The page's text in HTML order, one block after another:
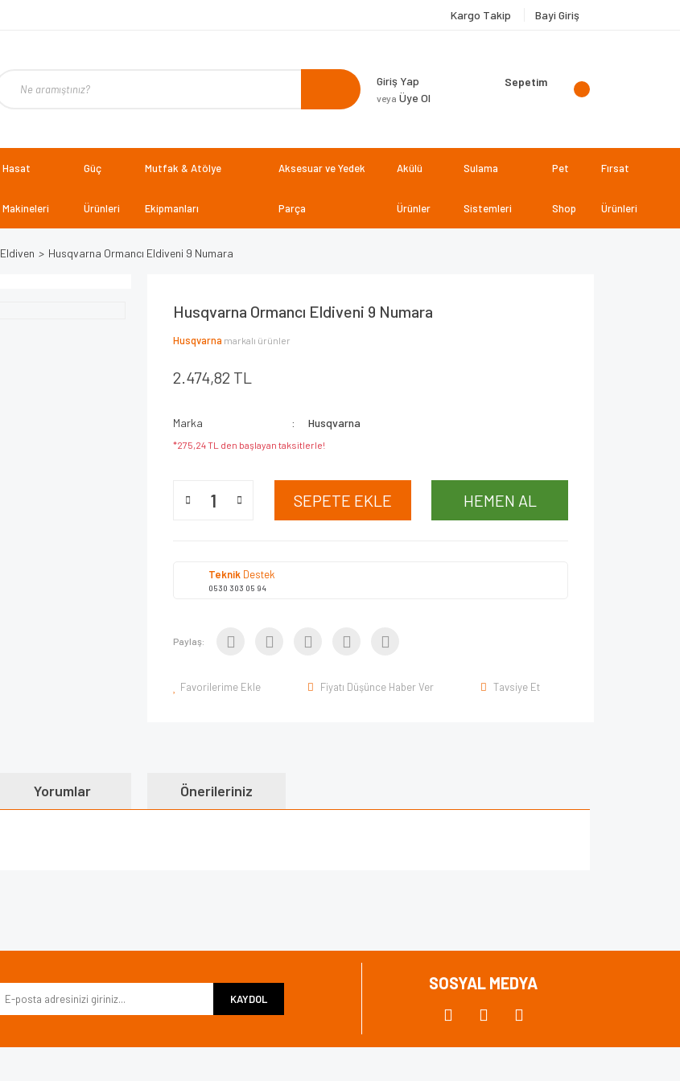
Kargo Takip Bayi Giriş
Giriş Yap
veya Üye Ol
Sepetim
Hasat
Makineleri
Güç
Ürünleri
Mutfak & Atölye
Ekipmanları
Aksesuar ve Yedek
Parça
Akülü
Ürünler
Sulama
Sistemleri
Pet
Shop
Fırsat
Ürünleri
Eldiven Husqvarna Ormancı Eldiveni 9 Numara
Husqvarna Ormancı Eldiveni 9 Numara
Husqvarna markalı ürünler
2.474,82 TL
Marka Husqvarna
*275,24 TL den başlayan taksitlerle!
SEPETE EKLE HEMEN AL
Teknik Destek
0530 303 05 94
Paylaş:
Favorilerime Ekle Fiyatı Düşünce Haber Ver Tavsiye Et
Yorumlar Önerileriniz
KAYDOL
SOSYAL MEDYA